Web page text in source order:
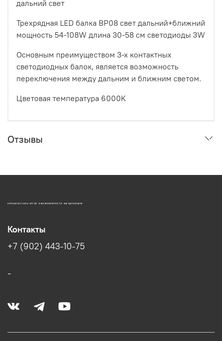
дальний свет
Трехрядная LED балка BP08 свет дальний+ближний
мощность 54-108W длина 30-58 см светодиоды 3W
Основным преимуществом 3-х контактных
светодиодных балок, является возможность
переключения между дальним и ближним светом.
Цветовая температура 6000K
Отзывы
АВТОАКСЕССУАРЫ ОПТОМ В ЕКАТЕРИНБУРГЕ ПО ВЫГОДНОЙ ЦЕНЕ
Контакты
+7 (902) 443-10-75
-